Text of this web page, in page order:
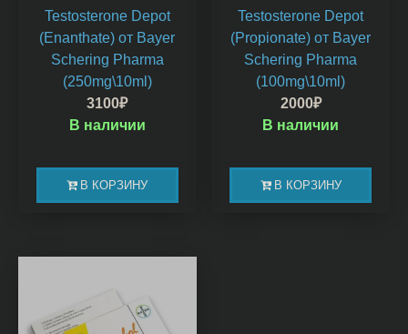
Testosterone Depot
(Enanthate) от Bayer
Schering Pharma
(250mg\10ml)
3100₽
В КОРЗИНУ
В наличии
Testosterone Depot
(Propionate) от Bayer
Schering Pharma
(100mg\10ml)
2000₽
В КОРЗИНУ
В наличии